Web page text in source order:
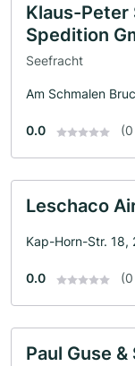
Klaus-Peter
Spedition
Seefracht
Am Schmalen
0.0
Leschaco
Kap-Horn-Str. 18,
0.0
Paul Guse &